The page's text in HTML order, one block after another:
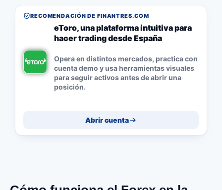
RECOMENDACIÓN DE FINANTRES.COM
eToro, una plataforma intuitiva para
hacer trading desde España
Opera en distintos mercados, practica con
cuenta demo y usa herramientas visuales
para seguir activos antes de abrir una
posición.
Abrir cuenta